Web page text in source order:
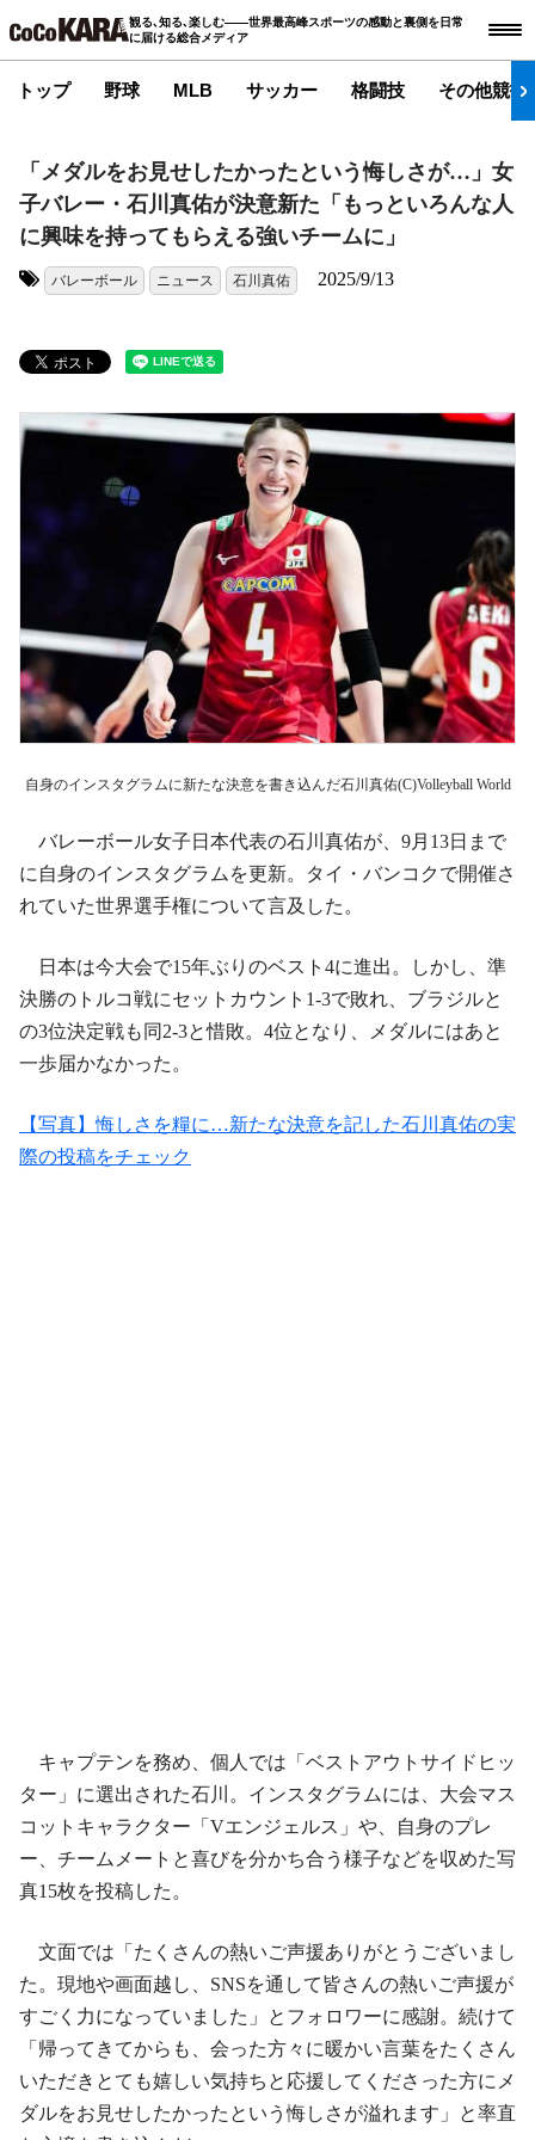
観る､知る､楽しむ――世界最高峰スポーツの感動と裏側を日常
に届ける総合メディア
トップ 野球 MLB サッカー 格闘技 その他競技
「メダルをお見せしたかったという悔しさが…」女
子バレー・石川真佑が決意新た「もっといろんな人
に興味を持ってもらえる強いチームに」
バレーボール ニュース 石川真佑 2025/9/13
自身のインスタグラムに新たな決意を書き込んだ石川真佑(C)Volleyball World
バレーボール女子日本代表の石川真佑が、9月13日まで
に自身のインスタグラムを更新。タイ・バンコクで開催さ
れていた世界選手権について言及した。
日本は今大会で15年ぶりのベスト4に進出。しかし、準
決勝のトルコ戦にセットカウント1-3で敗れ、ブラジルと
の3位決定戦も同2-3と惜敗。4位となり、メダルにはあと
一歩届かなかった。
【写真】悔しさを糧に…新たな決意を記した石川真佑の実
際の投稿をチェック
キャプテンを務め、個人では「ベストアウトサイドヒッ
ター」に選出された石川。インスタグラムには、大会マス
コットキャラクター「Vエンジェルス」や、自身のプレ
ー、チームメートと喜びを分かち合う様子などを収めた写
真15枚を投稿した。
文面では「たくさんの熱いご声援ありがとうございまし
た。現地や画面越し、SNSを通して皆さんの熱いご声援が
すごく力になっていました」とフォロワーに感謝。続けて
「帰ってきてからも、会った方々に暖かい言葉をたくさん
いただきとても嬉しい気持ちと応援してくださった方にメ
ダルをお見せしたかったという悔しさが溢れます」と率直